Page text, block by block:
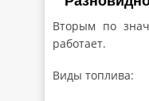
Вторым по
работает.
Виды топлива: